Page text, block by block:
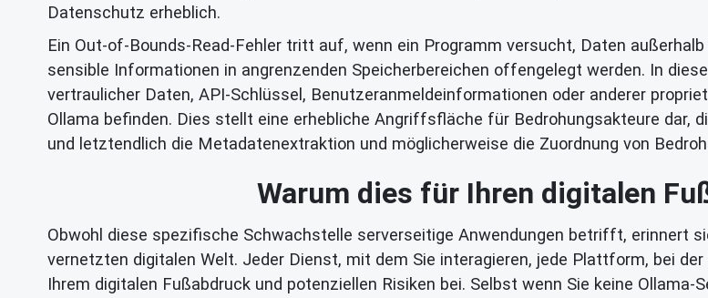
Datenschutz erheblich.
Ein Out-of-Bounds-Read-Fehler tritt auf, wenn ein Programm versucht, Daten
sensible Informationen in angrenzenden Speicherbereichen offengelegt werden. In
vertraulicher Daten, API-Schlüssel, Benutzeranmeldeinformationen oder anderer
Ollama befinden. Dies stellt eine erhebliche Angriffsfläche für Bedrohungsakteure dar,
und letztendlich die Metadatenextraktion und möglicherweise die Zuordnung von
Warum dies für Ihren digitalen
Obwohl diese spezifische Schwachstelle serverseitige Anwendungen betrifft, erinnert
vernetzten digitalen Welt. Jeder Dienst, mit dem Sie interagieren, jede Plattform, bei
Ihrem digitalen Fußabdruck und potenziellen Risiken bei. Selbst wenn Sie keine